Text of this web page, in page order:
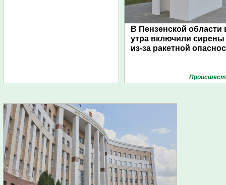
В Пензенской области
утра включили сирены
из-за ракетной